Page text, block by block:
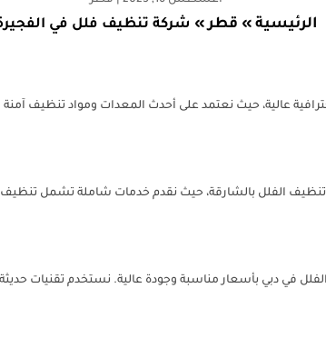
الرئيسية » قطر» شركة تنظيف فلل في
عالية، حيث نعتمد على أحدث المعدات ومواد تنظيف آمنة
الفلل بالشارقة، حيث نقدم خدمات شاملة تشمل تنظيف
دبي بأسعار مناسبة وجودة عالية. نستخدم تقنيات حديثة